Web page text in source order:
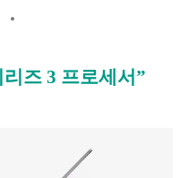
즈 3 프로세서”